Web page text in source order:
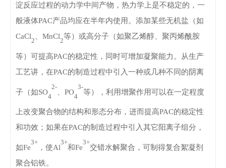
淀反应过程的动力学中间产物，热力学上是不稳定的，一
般液体PAC产品均应在半年内使用。添加某些无机盐（如
CaCl
2
MnCl
2
等）或高分子（如聚乙烯醇、聚丙烯酰胺
等）可提高PAC的稳定性，同时可增加凝聚能力。从生产
工艺讲，在PAC的制造过程中引入一种或几种不同的阴离
子（如SO
4
2-
PO
4
3-
等），利用增聚作用可以在一定程度
上改变聚合物的结构和形态分布，进而提高PAC的稳定性
和功效；如果在PAC的制造过程中引入其它阳离子组分，
如Fe
3+
，使Al
3+
和Fe
3+
交错水解聚合，可制得复合絮凝剂
聚合铝铁。